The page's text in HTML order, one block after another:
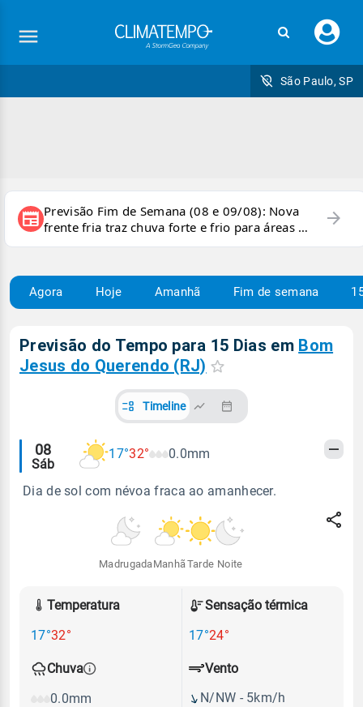
seu
São Paulo, SP
newspaper Previsão Fim de Semana (08 e 09/08): Nova
frente fria traz chuva forte e frio para áreas do
país
arrow_forward
Agora Hoje Amanhã Fim de semana
Previsão do Tempo para 15 Dias em Bom
Jesus do Querendo (RJ)
Timeline
Alertas
meteorológicos
08
Sáb
17°32° 0.0mm
Dia de sol com névoa fraca ao amanhecer.
Madrugada Manhã Tarde Noite
Temperatura
17°32°
Sensação térmica
17°24°
Chuva
0.0mm
Vento
N/NW - 5km/h